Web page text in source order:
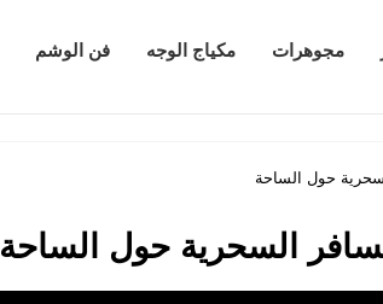
مجوهرات مكياج الوجه فن الوشم
حول الساحة
السحرية حول الساحة